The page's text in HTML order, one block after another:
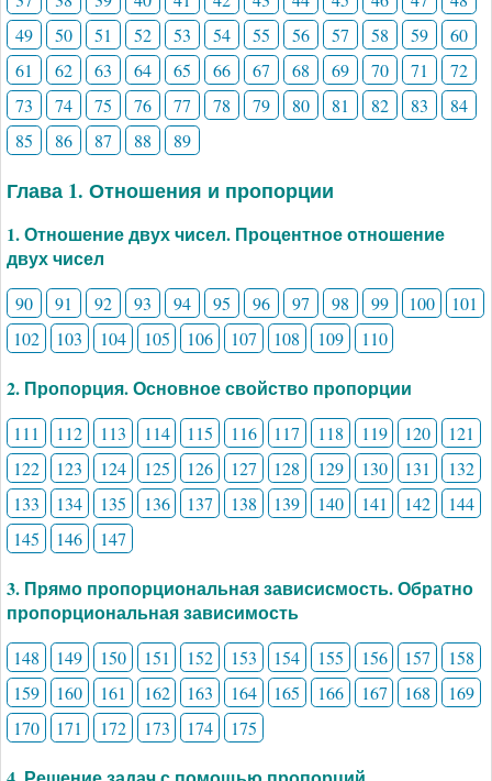
49
50 51 52 53 54 55 56 57 58 59
60
61
62 63 64 65 66 67 68 69 70 71
72
73
74 75 76 77 78 79 80 81 82 83
84
85
86 87 88 89
Глава 1. Отношения и пропорции
1. Отношение двух чисел. Процентное отношение
двух чисел
90 91 92 93 94 95 96 97 98 99 100
101
102
103 104 105 106 107 108 109 110
2. Пропорция. Основное свойство пропорции
111 112 113 114 115 116 117 118 119 120
121
122
123 124 125 126 127 128 129 130 131
132
133
134 135 136 137 138 139 140 141 142
144
145
146 147
3. Прямо пропорциональная зависисмость. Обратно
пропорциональная зависимость
148 149 150 151 152 153 154 155 156 157
158
159
160 161 162 163 164 165 166 167 168
169
170
171 172 173 174 175